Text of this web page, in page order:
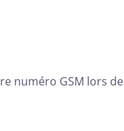
numéro GSM lors de